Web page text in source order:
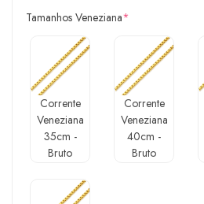
Tamanhos Veneziana*
Corrente
Veneziana
35cm -
Bruto
Corrente
Veneziana
40cm -
Bruto